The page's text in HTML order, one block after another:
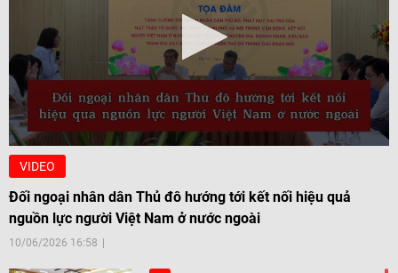
VIDEO
Đối ngoại nhân dân Thủ đô hướng tới kết nối hiệu quả
nguồn lực người Việt Nam ở nước ngoài
10/06/2026 16:58